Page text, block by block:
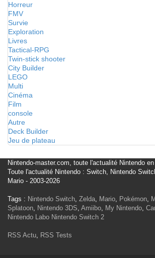
Horreur
FMV
Survie
Exploration
Livres
Tactical-RPG
Twin-stick shooter
City Builder
LEGO
Multi
Cinéma
Film
console
Autre
Deck Builder
Jeu de plateau
Nintendo-master.com, toute l'actualité Nintendo
Toute l'actualité Nintendo : Switch, Nintendo
Mario - 2003-2026
Tags : Nintendo Switch, Zelda, Mario, Pokémon,
Splatoon, Nintendo 3DS, Amiibo, My Nintendo,
Nintendo Labo Nintendo Switch 2
RSS Actu, RSS Tests